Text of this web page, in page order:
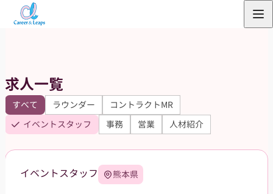
キ
ッ
プ
求人一覧
すべて ラウンダー
コントラクトMR
イベントスタッフ
事務 営業 人材紹介
イベントスタッフ 熊本県